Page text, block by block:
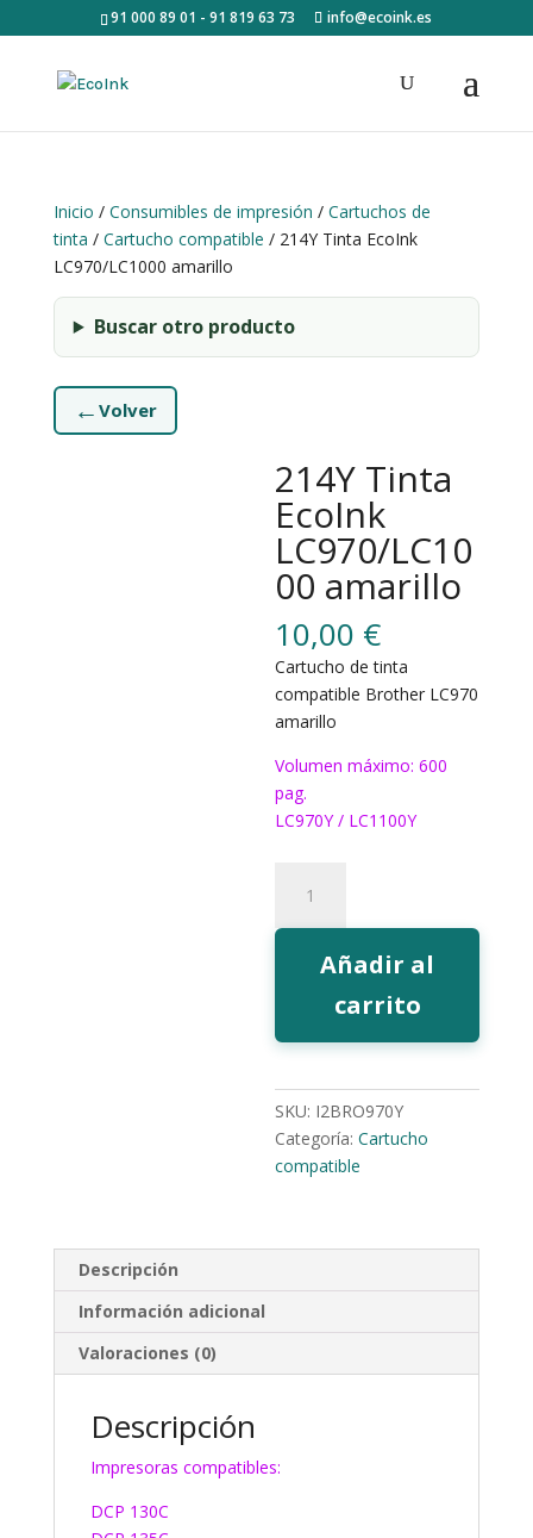
91 000 89 01 - 91 819 63 73 info@ecoink.es
Inicio / Consumibles de impresión / Cartuchos de
tinta / Cartucho compatible / 214Y Tinta EcoInk
LC970/LC1000 amarillo
Buscar otro producto
← Volver
214Y Tinta
EcoInk
LC970/LC10
00 amarillo
10,00 €
Cartucho de tinta
compatible Brother LC970
amarillo
Volumen máximo: 600
pag.
LC970Y / LC1100Y
Tinta
EcoInk
LC970/LC1000
cantidad
Añadir al
carrito
SKU: I2BRO970Y
Categoría:Cartucho
compatible
Descripción
Información adicional
Valoraciones (0)
Descripción
Impresoras compatibles:
DCP 130C